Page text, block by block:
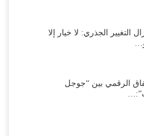
التغيير الجذري: لا خيار إلا
الرقمي بين “جوجل